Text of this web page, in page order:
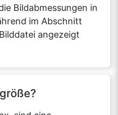
Bildabmessungen in
im Abschnitt
angezeigt